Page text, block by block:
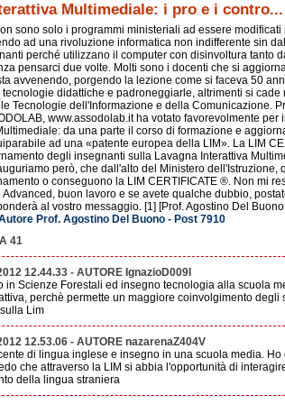
Multimediale: i pro e i contro...
sono solo i programmi ministeriali ad essere
ad una rivoluzione informatica non indifferente sin
perché utilizzano il computer con disinvoltura tanto
pensarci due volte. Molti sono i docenti che si
avvenendo, porgendo la lezione come si faceva 50
didattiche e padroneggiarle, altrimenti si
Tecnologie dell'Informazione e della Comunicazione.
www.assodolab.it ha votato favorevolmente
da una parte il corso di formazione e
ad una «patente europea della LIM». La LIM
degli insegnanti sulla Lavagna Interattiva
però, che dall'alto del Ministero
o conseguono la LIM CERTIFICATE ®. Non mi
Advanced, buon lavoro e se avete qualche dubbio,
al vostro messaggio. [1] [Prof. Agostino Del
Prof. Agostino Del Buono - Post 7910
41
12.44.33 - AUTORE IgnazioD009I
in Scienze Forestali ed insegno tecnologia alla scuola
perchè permette un maggiore coinvolgimento
Lim
12.53.06 - AUTORE nazarenaZ404V
di lingua inglese e insegno in una scuola media.
che attraverso la LIM si abbia l'opportunità di
della lingua straniera